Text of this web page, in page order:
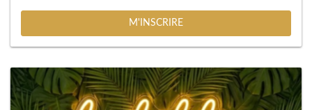
M'INSCRIRE